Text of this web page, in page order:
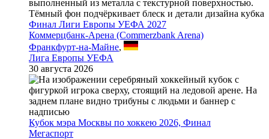
Финал Лиги Европы УЕФА 2027
Коммерцбанк-Арена (Commerzbank Arena)
Франкфурт-на-Майне,
Лига Европы УЕФА
30 августа 2026
Кубок мэра Москвы по хоккею 2026, Финал
Мегаспорт